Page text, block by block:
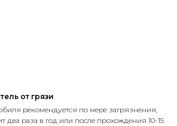
от грязи
рекомендуется по мере загрязнения,
два раза в год или после прохождения 10-15